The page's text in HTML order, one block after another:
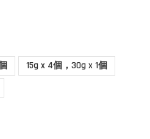
15g x 4個，30g x 1個